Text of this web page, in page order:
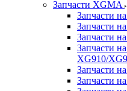
Запчасти XGMA
Запчасти
Запчасти
Запчасти
Запчасти
XG910/
Запчасти
Запчасти